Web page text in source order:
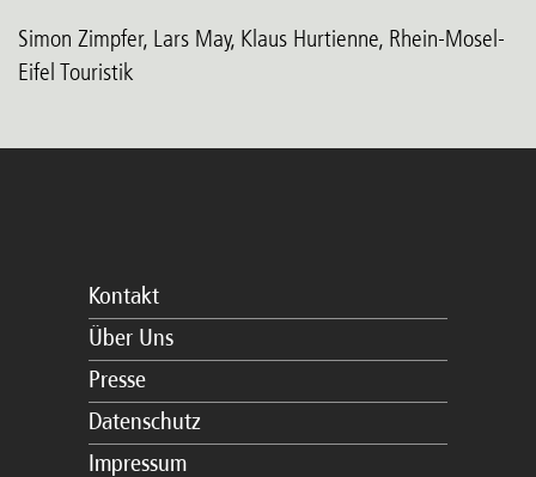
Simon Zimpfer, Lars May, Klaus Hurtienne, Rhein-Mosel-
Eifel Touristik
Kontakt
Über Uns
Presse
Datenschutz
Impressum